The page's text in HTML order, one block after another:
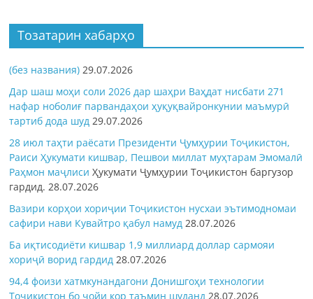
Тозатарин хабарҳо
(без названия) 29.07.2026
Дар шаш моҳи соли 2026 дар шаҳри Ваҳдат нисбати 271
нафар ноболиғ парвандаҳои ҳуқуқвайронкунии маъмурӣ
тартиб дода шуд 29.07.2026
28 июл таҳти раёсати Президенти Ҷумҳурии Тоҷикистон,
Раиси Ҳукумати кишвар, Пешвои миллат муҳтарам Эмомалӣ
Раҳмон маҷлисиҲукумати Ҷумҳурии Тоҷикистон баргузор
гардид.28.07.2026
Вазири корҳои хориҷии Тоҷикистон нусхаи эътимодномаи
сафири нави Кувайтро қабул намуд 28.07.2026
Ба иқтисодиёти кишвар 1,9 миллиард доллар сармояи
хориҷӣ ворид гардид 28.07.2026
94,4 фоизи хатмкунандагони Донишгоҳи технологии
Тоҷикистон бо ҷойи кор таъмин шуданд 28.07.2026